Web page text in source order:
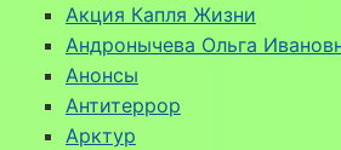
Акция Капля Жизни
Андронычева Ольга
Анонсы
Антитеррор
Арктур